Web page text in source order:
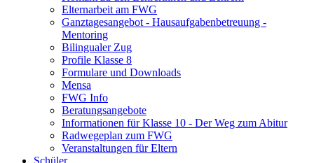
Elternarbeit am FWG
Ganztagesangebot - Hausaufgabenbetreuung -
Mentoring
Bilingualer Zug
Profile Klasse 8
Formulare und Downloads
Mensa
FWG Info
Beratungsangebote
Informationen für Klasse 10 - Der Weg zum Abitur
Radwegeplan zum FWG
Veranstaltungen für Eltern
Schüler